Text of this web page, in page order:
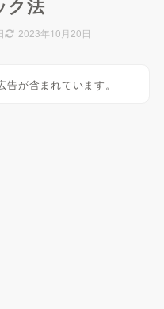
ク法
2023年10月20日
が含まれています。